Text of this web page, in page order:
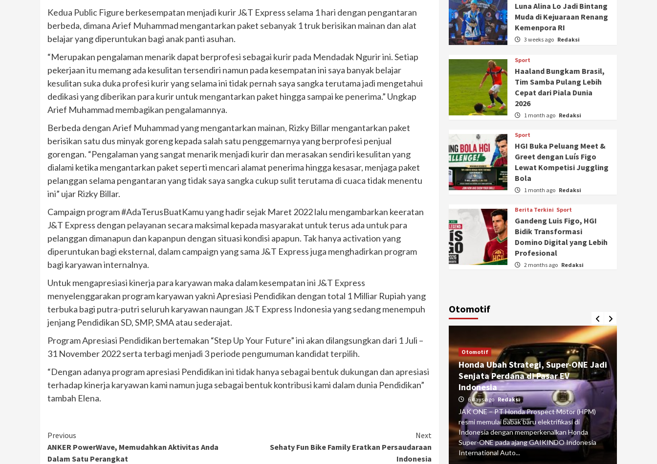
Kedua Public Figure berkesempatan menjadi kurir J&T Express selama 1 hari dengan pengantaran
berbeda, dimana Arief Muhammad mengantarkan paket sebanyak 1 truk berisikan mainan dan alat
belajar yang diperuntukan bagi anak panti asuhan.
“Merupakan pengalaman menarik dapat berprofesi sebagai kurir pada Mendadak Ngurir ini. Setiap
pekerjaan itu memang ada kesulitan tersendiri namun pada kesempatan ini saya banyak belajar
kesulitan suka duka profesi kurir yang selama ini tidak pernah saya sangka terutama jadi mengetahui
dedikasi yang diberikan para kurir untuk mengantarkan paket hingga sampai ke penerima.” Ungkap
Arief Muhammad membagikan pengalamannya.
Berbeda dengan Arief Muhammad yang mengantarkan mainan, Rizky Billar mengantarkan paket
berisikan satu dus minyak goreng kepada salah satu penggemarnya yang berprofesi penjual
gorengan. “Pengalaman yang sangat menarik menjadi kurir dan merasakan sendiri kesulitan yang
dialami ketika mengantarkan paket seperti mencari alamat penerima hingga kesasar, menjaga paket
pelanggan selama pengantaran yang tidak saya sangka cukup sulit terutama di cuaca tidak menentu
ini” ujar Rizky Billar.
Campaign program #AdaTerusBuatKamu yang hadir sejak Maret 2022 lalu mengambarkan keeratan
J&T Express dengan pelayanan secara maksimal kepada masyarakat untuk terus ada untuk para
pelanggan dimanapun dan kapanpun dengan situasi kondisi apapun. Tak hanya activation yang
diperuntukan bagi eksternal, dalam campaign yang sama J&T Express juga menghadirkan program
bagi karyawan internalnya.
Untuk mengapresiasi kinerja para karyawan maka dalam kesempatan ini J&T Express
menyelenggarakan program karyawan yakni Apresiasi Pendidikan dengan total 1 Milliar Rupiah yang
terbuka bagi putra-putri seluruh karyawan naungan J&T Express Indonesia yang sedang menempuh
jenjang Pendidikan SD, SMP, SMA atau sederajat.
Program Apresiasi Pendidikan bertemakan “Step Up Your Future” ini akan dilangsungkan dari 1 Juli –
31 November 2022 serta terbagi menjadi 3 periode pengumuman kandidat terpilih.
“Dengan adanya program apresiasi Pendidikan ini tidak hanya sebagai bentuk dukungan dan apresiasi
terhadap kinerja karyawan kami namun juga sebagai bentuk kontribusi kami dalam dunia Pendidikan”
tambah Elena.
Continue
Reading
Previous
ANKER PowerWave, Memudahkan Aktivitas Anda
Dalam Satu Perangkat
Next
Sehaty Fun Bike Family Eratkan Persaudaraan
Indonesia
Luna Alina Lo Jadi Bintang
Muda di Kejuaraan Renang
Kemenpora RI
3 weeks ago Redaksi
Sport
Haaland Bungkam Brasil,
Tim Samba Pulang Lebih
Cepat dari Piala Dunia
2026
1 month ago Redaksi
Sport
HGI Buka Peluang Meet &
Greet dengan Luís Figo
Lewat Kompetisi Juggling
Bola
1 month ago Redaksi
Berita Terkini Sport
Gandeng Luis Figo, HGI
Bidik Transformasi
Domino Digital yang Lebih
Profesional
2 months ago Redaksi
Otomotif
Ducati Collezione 100 Debut di
Mugello, Usung 10 Desain Bersejarah
Collezione 100, sebuah koleksi motor edisi
livery paling...
Otomotif
Honda Ubah Strategi, Super-ONE Jadi
Senjata Perdana di Pasar EV
Indonesia
6 days ago Redaksi
JAK ONE – PT Honda Prospect Motor (HPM)
resmi memulai babak baru elektrifikasi di
Indonesia dengan memperkenalkan Honda
Super-ONE pada ajang GAIKINDO Indonesia
International Auto...